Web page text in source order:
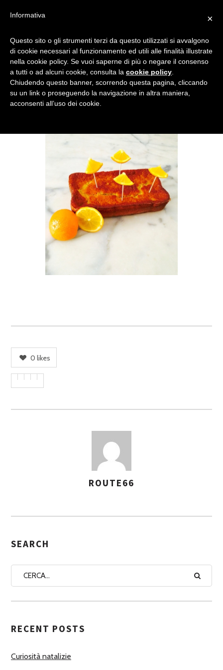
RICETTA TORTA CON SUCCO
D
0 likes
S
G
A
U
O
I
ROUTE66
SEARCH
RECENT POSTS
Curiosità natalizie
×
Informativa
Questo sito o gli strumenti terzi da questo utilizzati si avvalgono
di cookie necessari al funzionamento ed utili alle finalità illustrate
nella cookie policy. Se vuoi saperne di più o negare il consenso
a tutti o ad alcuni cookie, consulta la cookie policy
Chiudendo questo banner, scorrendo questa pagina, cliccando
su un link o proseguendo la navigazione in altra maniera,
acconsenti all’uso dei cookie.